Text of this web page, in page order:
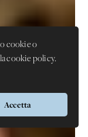
cookie o
cookie policy.
Accetta